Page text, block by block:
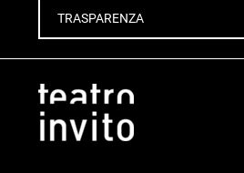
TRASPARENZA